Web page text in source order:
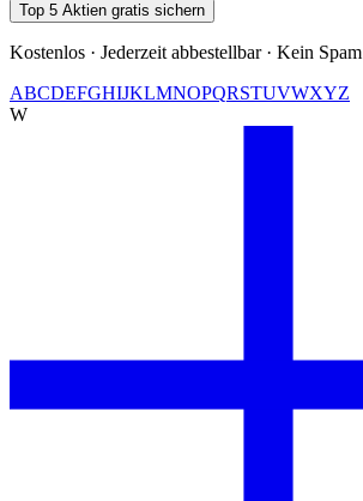
Top 5 Aktien gratis sichern
Kostenlos · Jederzeit abbestellbar · Kein Spam
ABCDEFGHIJKLMNOPQRSTUVWXYZ
W